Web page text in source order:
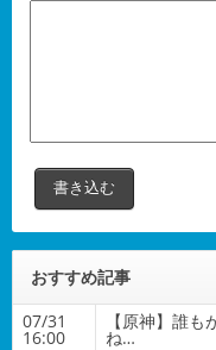
おすすめ記事
07/31
16:00
【原神】誰
ね…